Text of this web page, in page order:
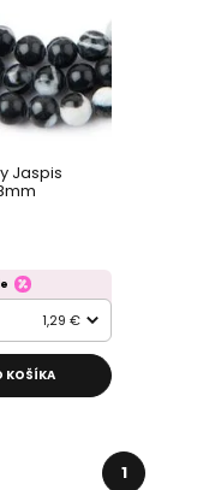
Jaspis
1,29 €
KOŠÍKA
1